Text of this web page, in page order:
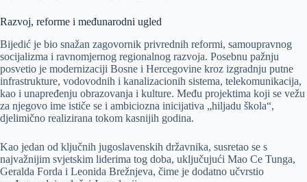
Razvoj, reforme i međunarodni ugled
Bijedić je bio snažan zagovornik privrednih reformi, samoupravnog
socijalizma i ravnomjernog regionalnog razvoja. Posebnu pažnju
posvetio je modernizaciji Bosne i Hercegovine kroz izgradnju putne
infrastrukture, vodovodnih i kanalizacionih sistema, telekomunikacija,
kao i unapređenju obrazovanja i kulture. Među projektima koji se vežu
za njegovo ime ističe se i ambiciozna inicijativa „hiljadu škola“,
djelimično realizirana tokom kasnijih godina.
Kao jedan od ključnih jugoslavenskih državnika, susretao se s
najvažnijim svjetskim liderima tog doba, uključujući Mao Ce Tunga,
Geralda Forda i Leonida Brežnjeva, čime je dodatno učvrstio